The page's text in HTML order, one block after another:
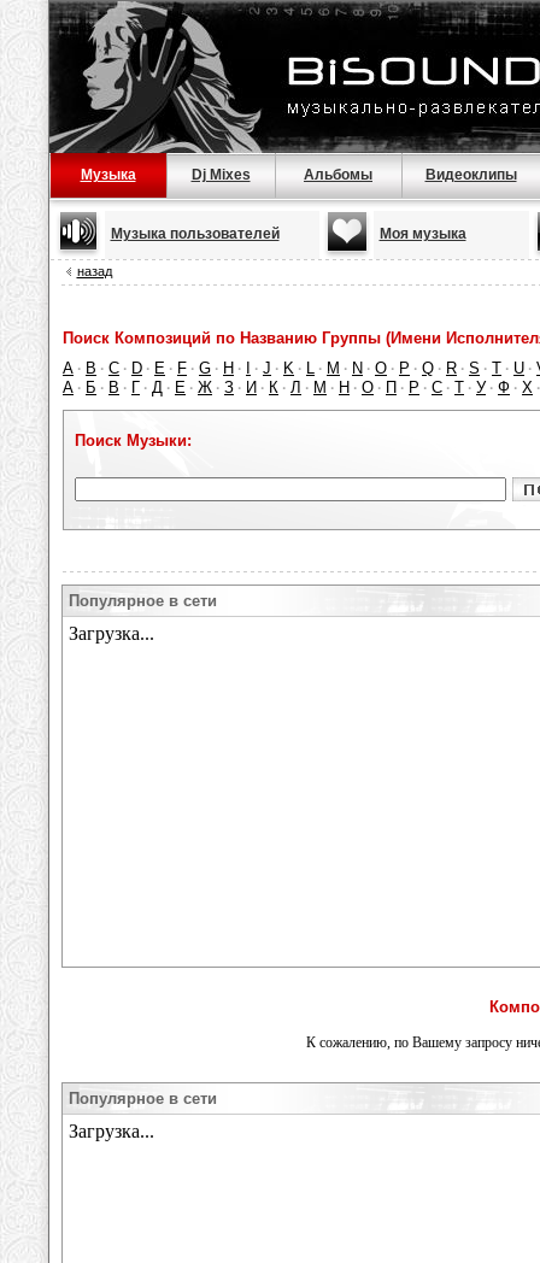
Музыка Dj Mixes Альбомы Видеоклипы
Музыка пользователей Моя музыка
назад
Поиск Композиций по Названию Группы (Имени
A · B · C · D · E · F · G · H · · J · K · L · M · N · O · P · Q · R · S · T · U ·
А · Б · В · Г · Д · Е · Ж · З · И · К · Л · М · Н · О · П · Р · С · Т · У · Ф · Х
Поиск Музыки:
Популярное в сети
К сожалению, по Вашему запросу
Популярное в сети